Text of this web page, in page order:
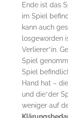
Ende ist das
im Spiel
kann auch
losgeworden
Verlierer*in.
Spiel
Spiel
Hand hat –
und die*der
weniger auf